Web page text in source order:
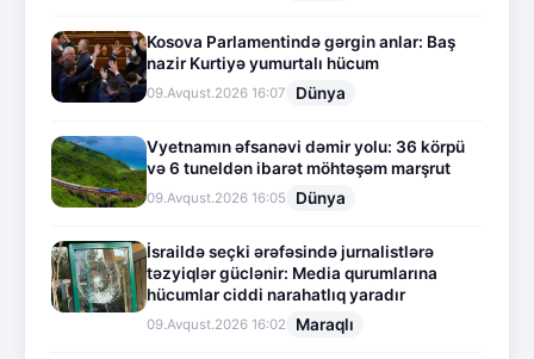
Kosova Parlamentində gərgin anlar: Baş
nazir Kurtiyə yumurtalı hücum
09.Avqust.2026 16:07 Dünya
Vyetnamın əfsanəvi dəmir yolu: 36 körpü
və 6 tuneldən ibarət möhtəşəm marşrut
09.Avqust.2026 16:05 Dünya
İsraildə seçki ərəfəsində jurnalistlərə
təzyiqlər güclənir: Media qurumlarına
hücumlar ciddi narahatlıq yaradır
09.Avqust.2026 16:02 Maraqlı